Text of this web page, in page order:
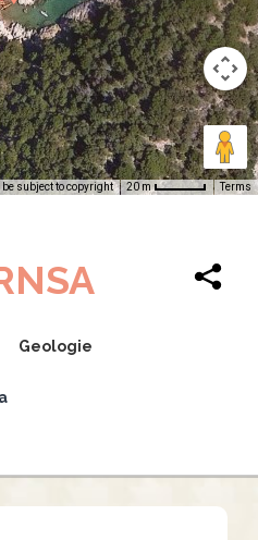
be subject to copyright 20 m Terms
Geologie